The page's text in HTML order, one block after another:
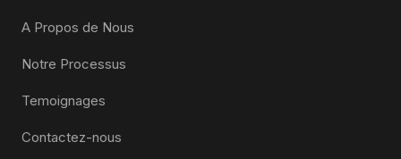
A Propos de Nous
Notre Processus
Temoignages
Contactez-nous